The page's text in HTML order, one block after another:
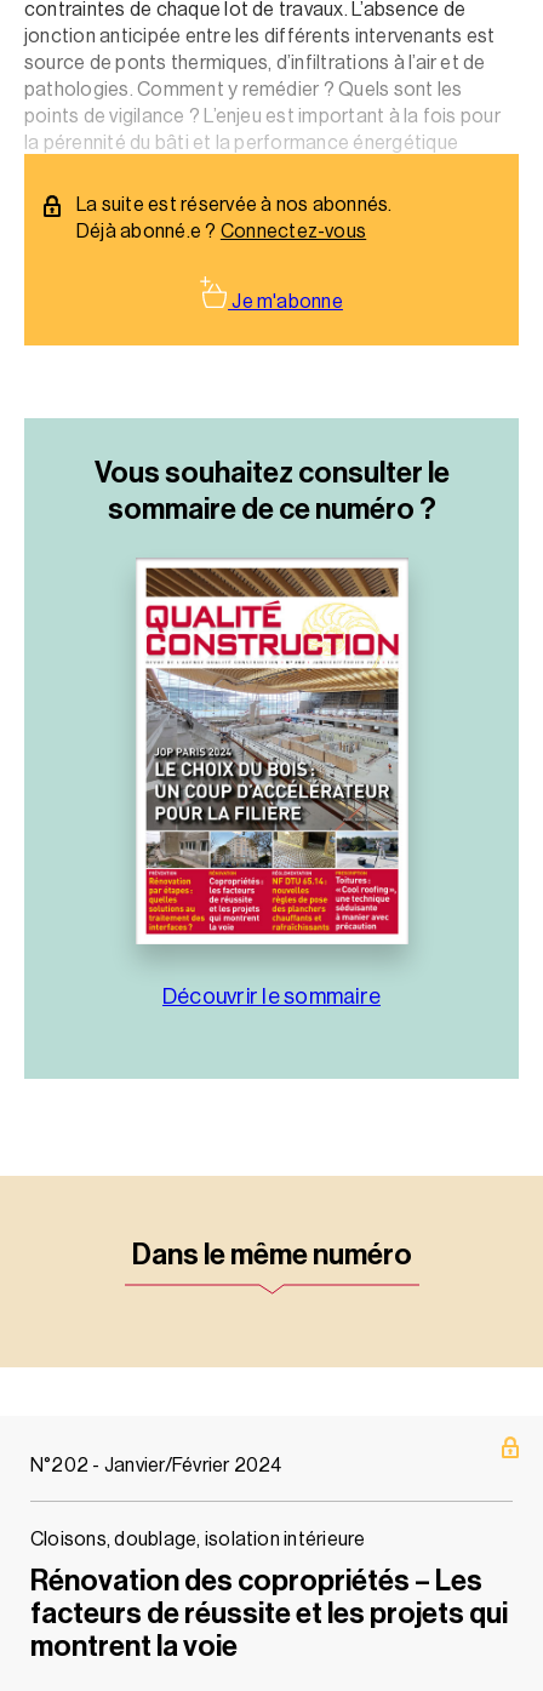
contraintes de chaque lot de travaux. L’absence de
jonction anticipée entre les différents intervenants est
source de ponts thermiques, d’infiltrations à l’air et de
pathologies. Comment y remédier ? Quels sont les
points de vigilance ? L’enjeu est important à la fois pour
la pérennité du bâti et la performance énergétique
La suite est réservée à nos abonnés.
Déjà abonné.e ? Connectez-vous
Je m'abonne
Vous souhaitez consulter le
sommairede ce numéro ?
Découvrir le sommaire
Dans le même numéro
N°202 - Janvier/Février 2024
Cloisons, doublage, isolation intérieure
Rénovation des copropriétés – Les
facteurs de réussite et les projets qui
montrent la voie